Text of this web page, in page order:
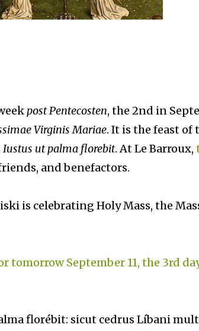
post Pentecosten, the 2nd in
Virginis Mariae. It is the feast of
Iustus ut palma florebit. At Le Barroux,
and benefactors.
is celebrating Holy Mass, the
tomorrow September 11, the 3rd
florébit: sicut cedrus Líbani